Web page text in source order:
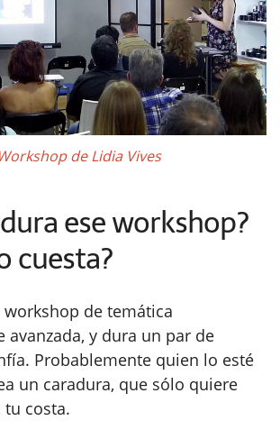
Workshop de Lidia Vives
ese workshop?
cuesta?
workshop de temática
avanzada, y dura un par de
Probablemente quien lo esté
un caradura, que sólo quiere
tu costa.